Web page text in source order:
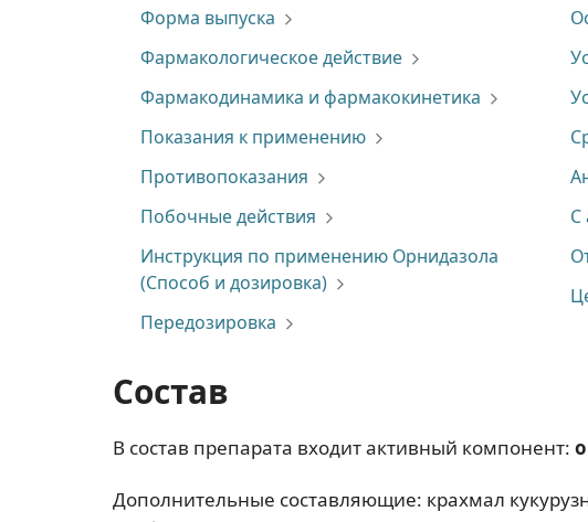
Форма выпуска
Фармакологическое действие
Фармакодинамика и фармакокинетика
Показания к применению
Противопоказания
Побочные действия
Инструкция по применению Орнидазола
(Способ и дозировка)
Передозировка
С
Состав
В состав препарата входит активный компонент:
Дополнительные составляющие: крахмал